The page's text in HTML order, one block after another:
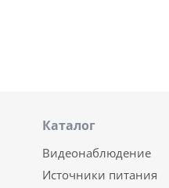
Каталог
Видеонаблюдение
Источники питания